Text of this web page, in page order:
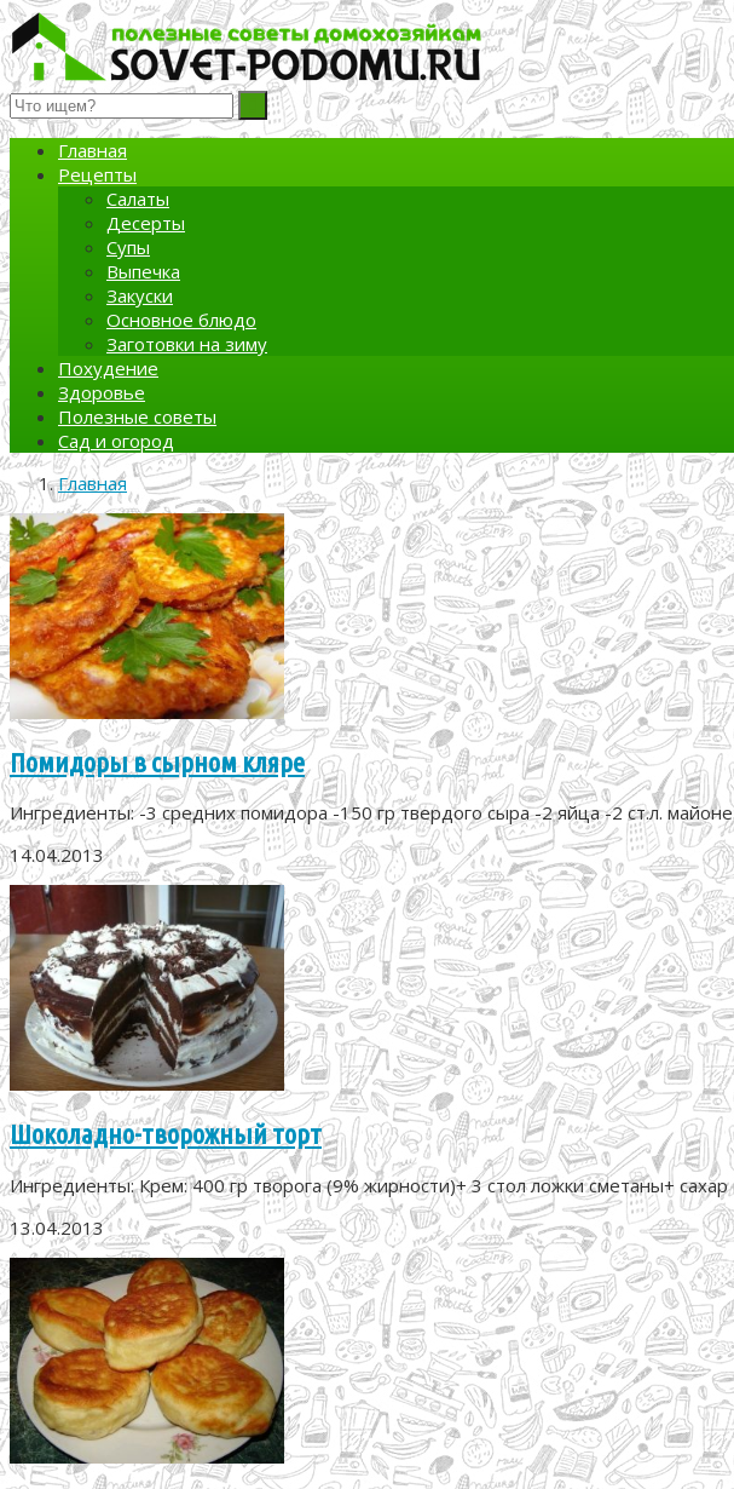
Полезные советы домохозяйкам
Главная
Рецепты
Салаты
Десерты
Супы
Выпечка
Закуски
Основное блюдо
Заготовки на зиму
Похудение
Здоровье
Полезные советы
Сад и огород
Главная
Помидоры в сырном кляре
Ингредиенты: -3 средних помидора -150 гр твердого сыра -2 яйца -2 ст.л.
14.04.2013
Шоколадно-творожный торт
Ингредиенты: Крем: 400 гр творога (9% жирности)+ 3 стол ложки сметаны+
13.04.2013